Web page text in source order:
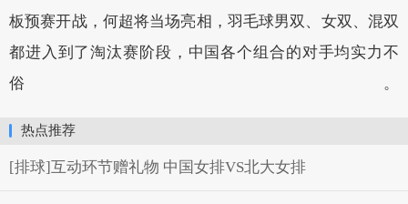
板预赛开战，何超将当场亮相，羽毛球男双、女双、混双
都进入到了淘汰赛阶段，中国各个组合的对手均实力不
俗。
热点推荐
[排球]互动环节赠礼物 中国女排VS北大女排